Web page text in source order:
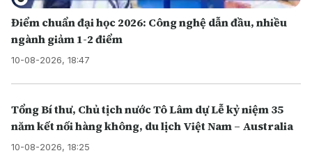
Điểm chuẩn đại học 2026: Công nghệ dẫn đầu, nhiều
ngành giảm 1-2 điểm
10-08-2026, 18:47
Tổng Bí thư, Chủ tịch nước Tô Lâm dự Lễ kỷ niệm 35
năm kết nối hàng không, du lịch Việt Nam – Australia
10-08-2026, 18:25